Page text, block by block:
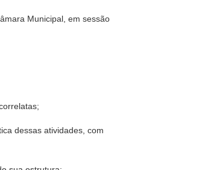
Municipal, em sessão
dessas atividades, com